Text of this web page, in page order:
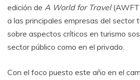
edición de A World for Travel
a las principales empresas del sector
sobre aspectos críticos en turismo
sector público como en el privado.
Con el foco puesto este año en el